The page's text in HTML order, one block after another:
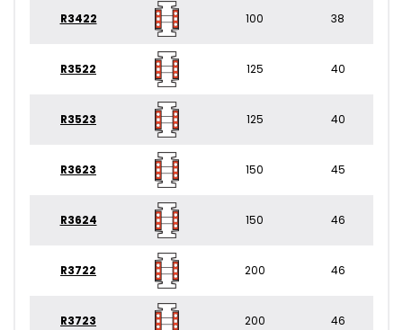
R3422 100 38
R3522 125 40
R3523 125 40
R3623 150 45
R3624 150 46
R3722 200 46
R3723 200 46